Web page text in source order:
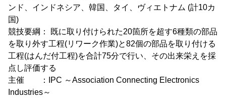
ンド、インドネシア、韓国、タイ、ヴィエトナム (計10カ
国)
競技要綱： 既に取り付けられた20箇所を超す6種類の部品
を取り外す工程(リワーク作業)と82個の部品を取り付ける
工程(はんだ付工程)を合計75分で行い、その出来栄えを採
点し評価する
主催 ：IPC ～Association Connecting Electronics
Industries～